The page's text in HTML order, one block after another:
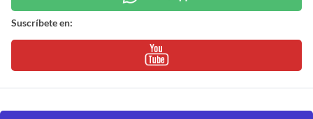
Suscríbete en: